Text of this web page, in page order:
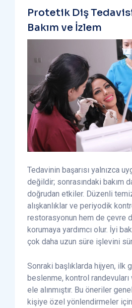
Protetik Diş
Bakım ve İzlem
Tedavinin başarısı yalnızca
değildir; sonrasındaki bakım da
doğrudan etkiler. Düzenli
alışkanlıklar ve periyodik
restorasyonun hem de çevre
korumaya yardımcı olur. İyi
çok daha uzun süre işlevini
Sonraki başlıklarda hijyen, ilk
beslenme, kontrol
ele alınmıştır. Bu öneriler
kişiye özel yönlendirmeler